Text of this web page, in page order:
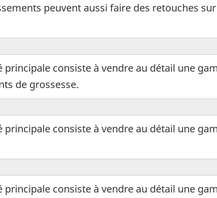
peuvent aussi faire des retouches
consiste à vendre au détail une
de grossesse.
consiste à vendre au détail une
consiste à vendre au détail une